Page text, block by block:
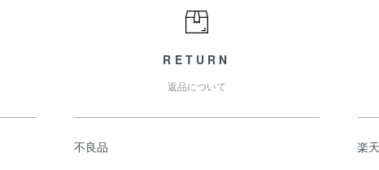
RETURN
返品について
不良品
楽